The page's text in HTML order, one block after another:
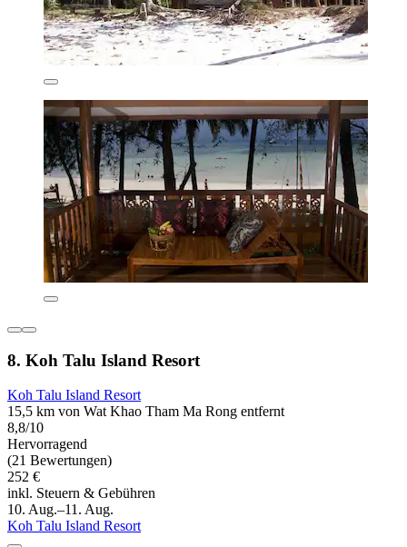
8. Koh Talu Island Resort
Koh Talu Island Resort
15,5 km von Wat Khao Tham Ma Rong entfernt
8,8/10
Hervorragend
(21 Bewertungen)
252 €
inkl. Steuern & Gebühren
10. Aug.–11. Aug.
Koh Talu Island Resort